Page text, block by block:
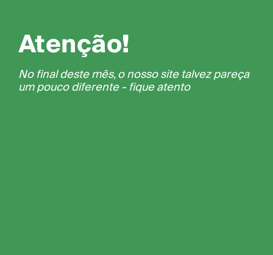
Atenção!
No final deste mês, o nosso site talvez pareça
um pouco diferente - fique atento